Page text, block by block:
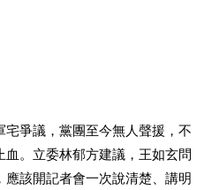
爭議，黨團至今無人聲援，不
。立委林郁方建議，王如玄問
該開記者會一次說清楚、講明